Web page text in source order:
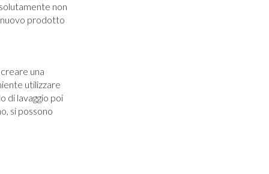
non
nuovo prodotto
una
utilizzare
di lavaggio poi
si possono